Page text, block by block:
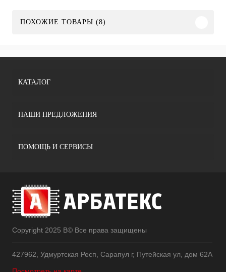
ПОХОЖИЕ ТОВАРЫ (8)
КАТАЛОГ
НАШИ ПРЕДЛОЖЕНИЯ
ПОМОЩЬ И СЕРВИСЫ
Copyright 2025 В© Все права защищены
427962, Удмуртская Респ, Сарапул г, Путейская ул, дом 62А